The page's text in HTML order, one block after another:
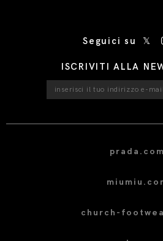
Seguici su
ISCRIVITI ALLA
prada.com
church-